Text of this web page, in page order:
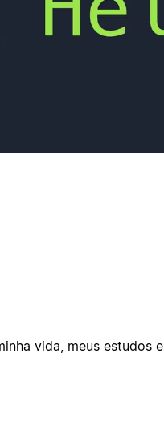
vida, meus estudos e